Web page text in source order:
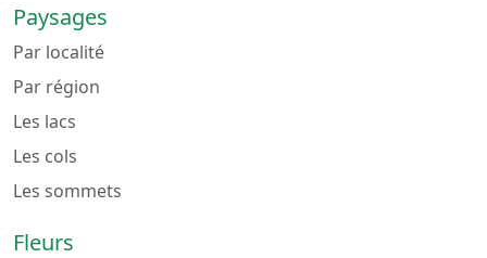
Paysages
Par localité
Par région
Les lacs
Les cols
Les sommets
Fleurs